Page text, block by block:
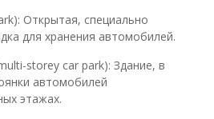
Открытая, специально
для хранения автомобилей.
storey car park): Здание, в
автомобилей
этажах.